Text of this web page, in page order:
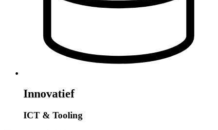
Innovatief
ICT & Tooling